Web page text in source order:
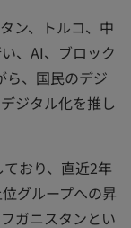
ン、トルコ、中
、AI、ブロック
ら、国民のデジ
ジタル化を推し
おり、直近2年
グループへの昇
ガニスタンとい